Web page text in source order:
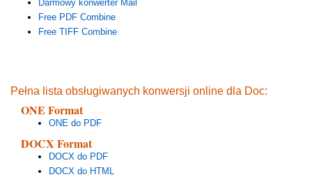
Darmowy konwerter Mail
Free PDF Combine
Free TIFF Combine
Pełna lista obsługiwanych konwersji online dla Doc:
ONE Format
ONE do PDF
DOCX Format
DOCX do PDF
DOCX do HTML